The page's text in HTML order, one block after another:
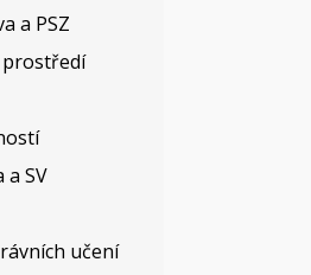
a PSZ
SV
učení